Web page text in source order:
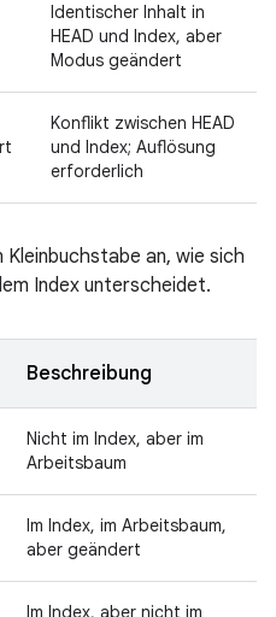
Identischer Inhalt in
HEAD und Index, aber
Modus geändert
Konflikt zwischen HEAD
und Index; Auflösung
erforderlich
an, wie sich
Index unterscheidet.
Beschreibung
Nicht im Index, aber im
Arbeitsbaum
Im Index, im Arbeitsbaum,
aber geändert
Im Index, aber nicht im